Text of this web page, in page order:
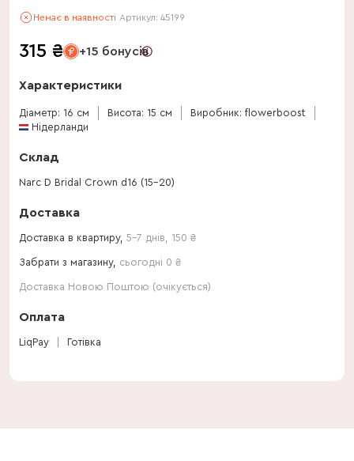
Немає в наявності Артикул: 45199
315 ₴ +15 бонусів
Характеристики
Діаметр: 16 см Висота: 15 см
Виробник: flowerboost
Нідерланди
Склад
Narc D Bridal Crown d16 (15-20)
Доставка
Доставка в квартиру, 5-7 днів 150 ₴
Забрати з магазину, сьогодні 0 ₴
Доставка Новою Поштою (очікується)
Оплата
LiqPay Готівка